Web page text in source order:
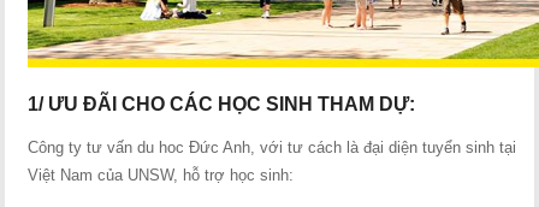
1/ ƯU ĐÃI CHO CÁC HỌC SINH THAM DỰ:
Công ty tư vấn du hoc Đức Anh, với tư cách là đại diện tuyển sinh tại
Việt Nam của UNSW, hỗ trợ học sinh: